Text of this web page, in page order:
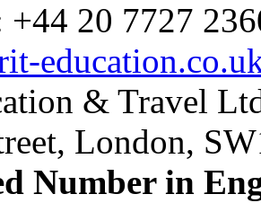
+44 20 7727
& Travel
London,
Number in